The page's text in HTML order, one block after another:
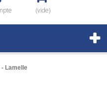
(vide)
- Lamelle